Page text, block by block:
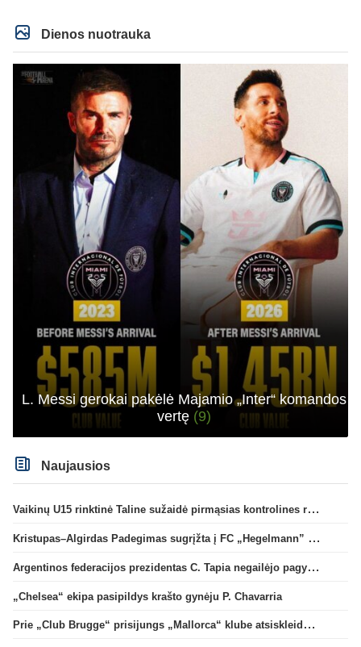
Dienos nuotrauka
L. Messi gerokai pakėlė Majamio „Inter“ komandos
vertę (9)
Naujausios
Vaikinų U15 rinktinė Taline sužaidė pirmąsias kontrolines rungtynes
Kristupas–Algirdas Padegimas sugrįžta į FC „Hegelmann” B sudėtį
Argentinos federacijos prezidentas C. Tapia negailėjo pagyrų G. Infantino
„Chelsea“ ekipa pasipildys krašto gynėju P. Chavarria
Prie „Club Brugge“ prisijungs „Mallorca“ klube atsiskleidęs J. Virgili